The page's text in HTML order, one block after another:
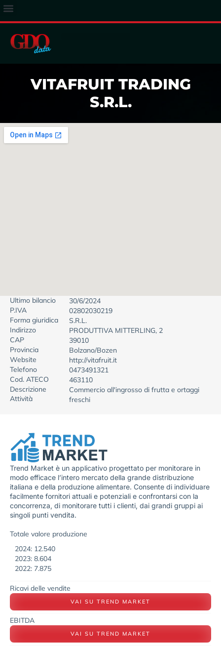
VITAFRUIT TRADING
S.R.L.
Ultimo bilancio
30/6/2024
P.IVA
02802030219
Forma giuridica
S.R.L.
Indirizzo
PRODUTTIVA MITTERLING, 2
CAP
39010
Provincia
Bolzano/Bozen
Website
http://vitafruit.it
Telefono
0473491321
Cod. ATECO
463110
Descrizione
Attività
Commercio all'ingrosso di frutta e ortaggi
freschi
Trend Market è un applicativo progettato per monitorare in
modo efficace l’intero mercato della grande distribuzione
italiana e della produzione alimentare. Consente di individuare
facilmente fornitori attuali e potenziali e confrontarsi con la
concorrenza, di monitorare tutti i clienti, dai grandi gruppi ai
singoli punti vendita.
Totale valore produzione
2024: 12.540
2023: 8.604
2022: 7.875
Ricavi delle vendite
VAI SU TREND MARKET
EBITDA
VAI SU TREND MARKET